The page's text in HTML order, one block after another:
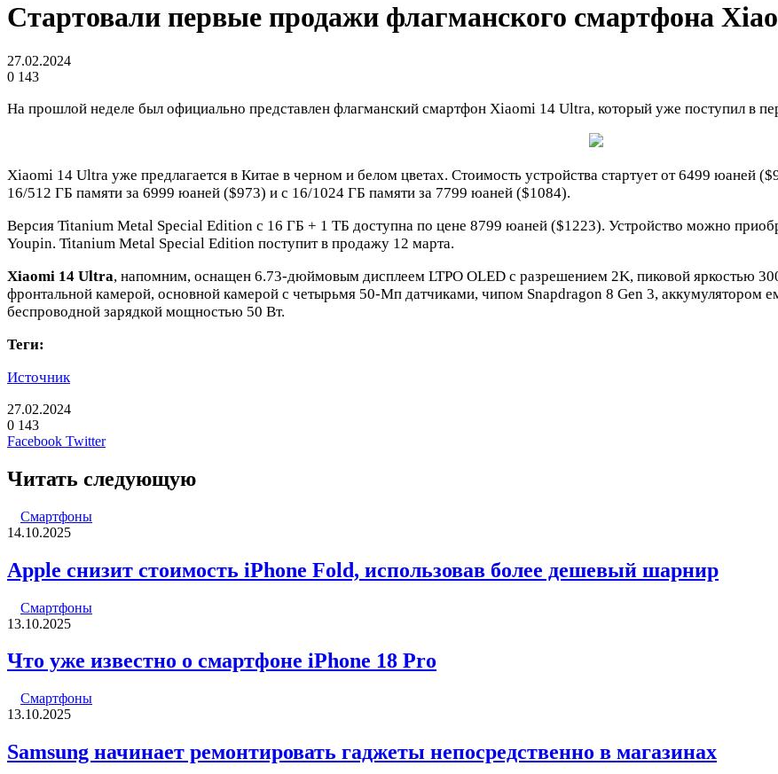
Стартовали первые продажи флагманского смартфона
27.02.2024
0 143
На прошлой неделе был официально представлен флагманский смартфон Xiaomi 14 Ultra, который уже поступил в
Xiaomi 14 Ultra уже предлагается в Китае в черном и белом цветах. Стоимость устройства стартует от 6499 юаней
16/512 ГБ памяти за 6999 юаней ($973) и с 16/1024 ГБ памяти за 7799 юаней ($1084).
Версия Titanium Metal Special Edition с 16 ГБ + 1 ТБ доступна по цене 8799 юаней ($1223). Устройство можно
Youpin. Titanium Metal Special Edition поступит в продажу 12 марта.
Xiaomi 14 Ultra, напомним, оснащен 6.73-дюймовым дисплеем LTPO OLED с разрешением 2K, пиковой яркостью
фронтальной камерой, основной камерой с четырьмя 50-Мп датчиками, чипом Snapdragon 8 Gen 3, аккумулятором
беспроводной зарядкой мощностью 50 Вт.
Теги:
Источник
27.02.2024
0 143
Facebook TwitterLinkedIn
Pinterest
Вконтакте
Одноклассники
Skype
WhatsApp
Telegram
Viber
Читать следующую
Смартфоны
14.10.2025
Apple снизит стоимость iPhone Fold, использовав более дешевый шарнир
Смартфоны
13.10.2025
Что уже известно о смартфоне iPhone 18 Pro
Смартфоны
13.10.2025
Samsung начинает ремонтировать гаджеты непосредственно в магазинах